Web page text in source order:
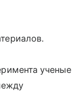
ученые